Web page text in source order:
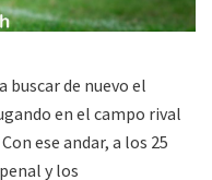
de nuevo el
en el campo rival
ese andar, a los 25
y los